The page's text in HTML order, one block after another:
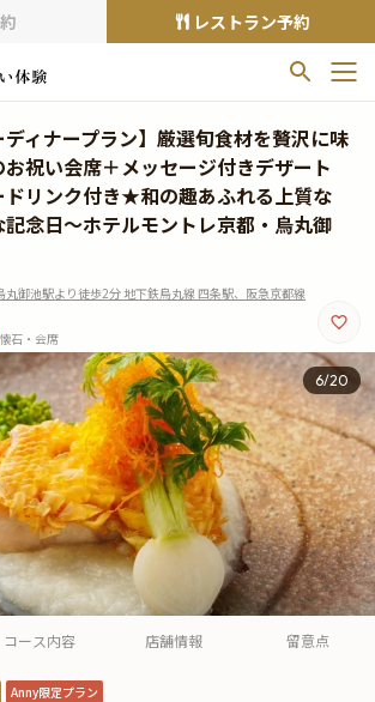
レストラン予約
ン
気に入りの登録がありません
プランの をクリックすることで
閲覧履歴はありません
に見たお店が最大10件まで表示されます。
超えると、古いものから順に削除されます。
について
テムについて
ディナープラン】厳選旬食材を贅沢に味
祝い会席＋メッセージ付きデザート
ドリンク付き★和の趣あふれる上質な
念日～ホテルモントレ京都・烏丸御
丸御池駅より徒歩2分 地下鉄烏丸線 四条駅、阪急京都線
懐石・会席
7/20
コース内容 店舗情報 留意点
Anny限定プラン